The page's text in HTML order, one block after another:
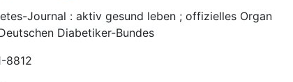
Journal : aktiv gesund leben ; offizielles Organ
Diabetiker-Bundes
8812